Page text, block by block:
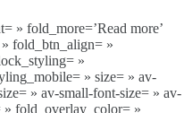
» fold_more=’Read more’
» fold_btn_align= »
»
» size= » av-
» av-small-font-size= » av-
fold_overlay_color= »